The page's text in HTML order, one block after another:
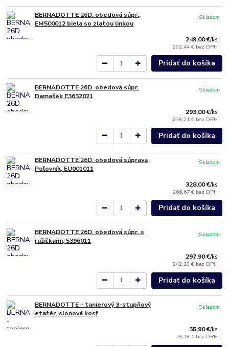
BERNADOTTE 26D. obedová súpr.,
EM500012 biela so zlatou linkou
249,00 €/ks
202,44 € bez DPH
Skladom
Pridať do košíka
BERNADOTTE 26D. obedová súpr.
Damašek E3632021
293,00 €/ks
238,21 € bez DPH
Skladom
Pridať do košíka
BERNADOTTE 26D. obedová súprava
Poľovník, EU001011
328,00 €/ks
266,67 € bez DPH
Skladom
Pridať do košíka
BERNADOTTE 26D. obedová súpr. s
ružičkami, 5396011
297,90 €/ks
242,20 € bez DPH
Skladom
Pridať do košíka
BERNADOTTE - tanierový 3-stupňový
etažér, slonová kosť
35,90 €/ks
29,19 € bez DPH
Skladom